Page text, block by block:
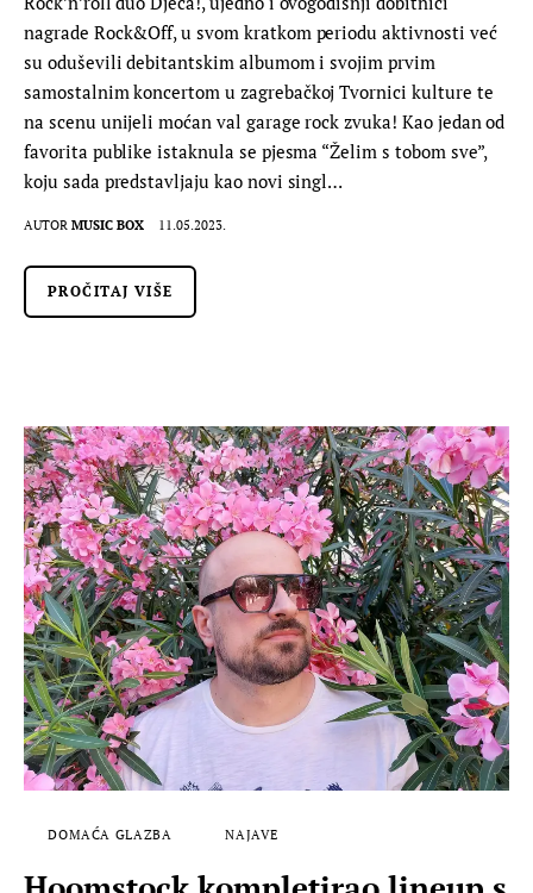
nagrade Rock&Off, u svom kratkom periodu aktivnosti već
su oduševili debitantskim albumom i svojim prvim
samostalnim koncertom u zagrebačkoj Tvornici kulture te
na scenu unijeli moćan val garage rock zvuka! Kao jedan od
favorita publike istaknula se pjesma “Želim s tobom sve”,
koju sada predstavljaju kao novi singl…
AUTOR MUSIC BOX 11.05.2023.
PROČITAJ VIŠE
DOMAĆA GLAZBA NAJAVE